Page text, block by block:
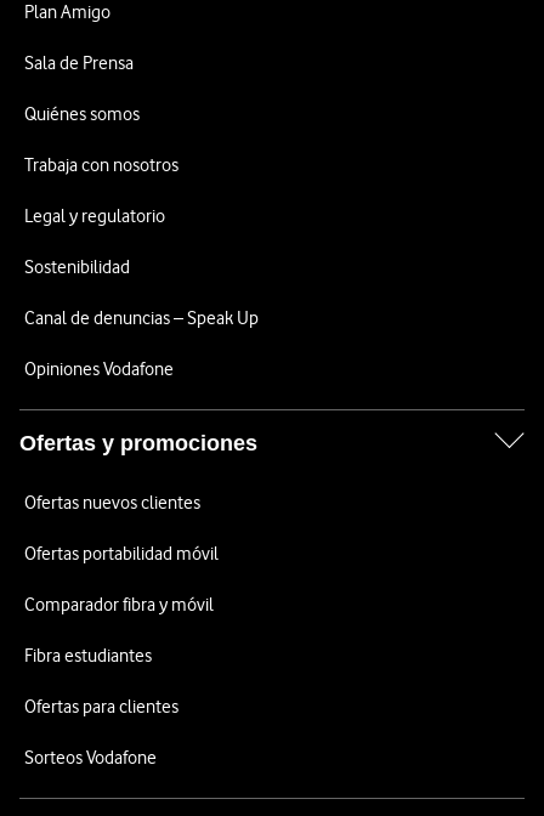
Plan Amigo
Sala de Prensa
Quiénes somos
Trabaja con nosotros
Legal y regulatorio
Sostenibilidad
Canal de denuncias – Speak Up
Opiniones Vodafone
Ofertas y promociones
Ofertas nuevos clientes
Ofertas portabilidad móvil
Comparador fibra y móvil
Fibra estudiantes
Ofertas para clientes
Sorteos Vodafone